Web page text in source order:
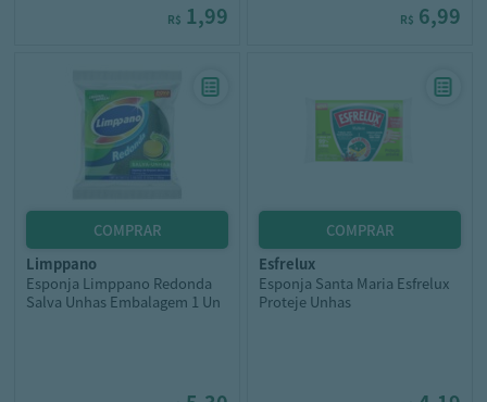
R$ 1,99 R$ 6,99
limppano
Esponja Limppano Redonda
Salva Unhas Embalagem 1 Un
esfrelux
Esponja Santa Maria Esfrelux
Proteje Unhas